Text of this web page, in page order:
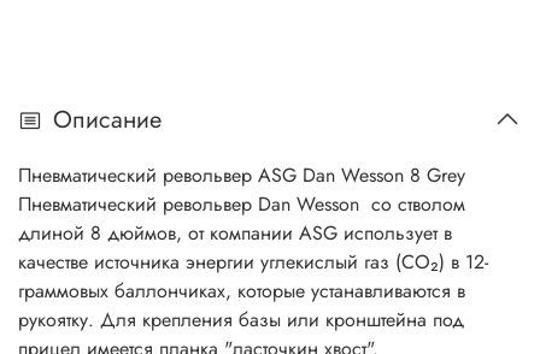
Описание
Пневматический револьвер ASG Dan Wesson 8 Grey
Пневматический револьвер Dan Wesson со стволом
длиной 8 дюймов, от компании ASG использует в
качестве источника энергии углекислый газ (CO₂) в 12-
граммовых баллончиках, которые устанавливаются в
рукоятку. Для крепления базы или кронштейна под